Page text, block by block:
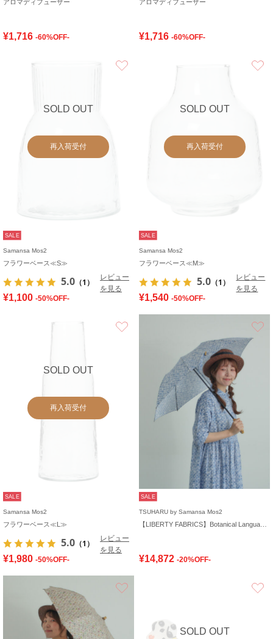
アロマディフューザー
¥1,716 -60%OFF-
アロマディフューザー
¥1,716 -60%OFF-
SOLD OUT
再入荷受付
SALE
Samansa Mos2
フラワーベース≪S≫
5.0 （1）
レビュー
を見る
¥1,100 -50%OFF-
SOLD OUT
再入荷受付
SALE
Samansa Mos2
フラワーベース≪M≫
5.0 （1）
レビュー
を見る
¥1,540 -50%OFF-
SOLD OUT
再入荷受付
SALE
Samansa Mos2
フラワーベース≪L≫
5.0 （1）
レビュー
を見る
¥1,980 -50%OFF-
SALE
TSUHARU by Samansa Mos2
¥14,872 -20%OFF-
SOLD OUT